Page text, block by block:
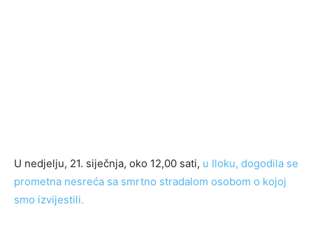
U nedjelju, 21. siječnja, oko 12,00 sati, u Iloku, dogodila se
prometna nesreća sa smrtno stradalom osobom o kojoj
smo izvijestili.